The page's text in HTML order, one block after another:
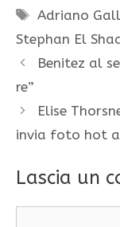
Tag
Adriano
Stephan El
Benitez al
re”
Elise
invia foto hot
Lascia un